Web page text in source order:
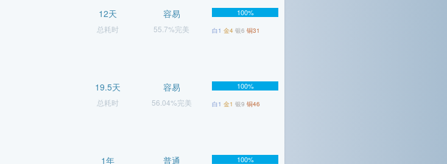
12天
总耗时
容易
55.7%完美
100%
白1 金4 银6 铜31
19.5天
总耗时
容易
56.04%完美
100%
白1 金1 银9 铜46
1年 普通 100%